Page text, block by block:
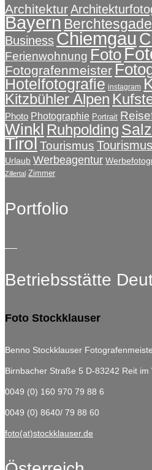
Architektur
Bayern
BusinessChiemgau
Ferienwohnung Foto
Fotografenmeister
Hotelfotografie instagram
Kitzbühler Alpen
Photo Photographie Portrait
Winkl Ruhpolding
TirolTourismus
Urlaub Werbeagentur
Zillertal Zimmer
Portfolio
Betriebsstätte
Foto Stockklauser
Benno Stockklauser
Birnbacher Straße 5 D-83242 Reit im
0049 (0) 160 970 79 88 6
0049 (0) 8640/ 79 88 60
foto(at)stockklauser.de